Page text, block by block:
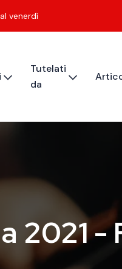
venerdì
Tutelati
da
2021 -